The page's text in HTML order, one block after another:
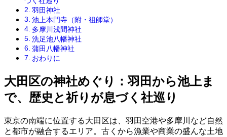
羽田神社
池上本門寺（附・祖師堂）
多摩川浅間神社
洗足池八幡神社
蒲田八幡神社
おわりに
大田区の神社めぐり：羽田から池上ま
で、歴史と祈りが息づく社巡り
東京の南端に位置する大田区は、羽田空港や多摩川など自然
と都市が融合するエリア。古くから漁業や商業の盛んな土地